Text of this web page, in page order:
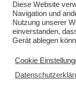
© Copyright 2021 -
Datenschutzerklärung
Diese Website
Navigation und
Nutzung unserer
einverstanden,
Gerät ablegen
Cookie